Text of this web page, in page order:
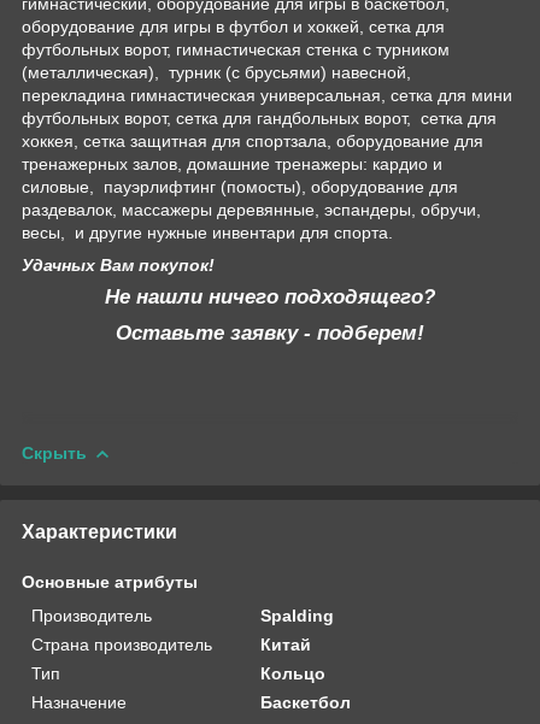
оборудование для игры в футбол и хоккей, сетка для
футбольных ворот, гимнастическая стенка с турником
(металлическая), турник (с брусьями) навесной,
перекладина гимнастическая универсальная, сетка для мини
футбольных ворот, сетка для гандбольных ворот, сетка для
хоккея, сетка защитная для спортзала, оборудование для
тренажерных залов, домашние тренажеры: кардио и
силовые, пауэрлифтинг (помосты), оборудование для
раздевалок, массажеры деревянные, эспандеры, обручи,
весы, и другие нужные инвентари для спорта.
Удачных Вам покупок!
Не нашли ничего подходящего?
Оставьте заявку - подберем!
Скрыть
Характеристики
Основные атрибуты
Производитель
Spalding
Страна производитель
Китай
Тип
Кольцо
Назначение
Баскетбол